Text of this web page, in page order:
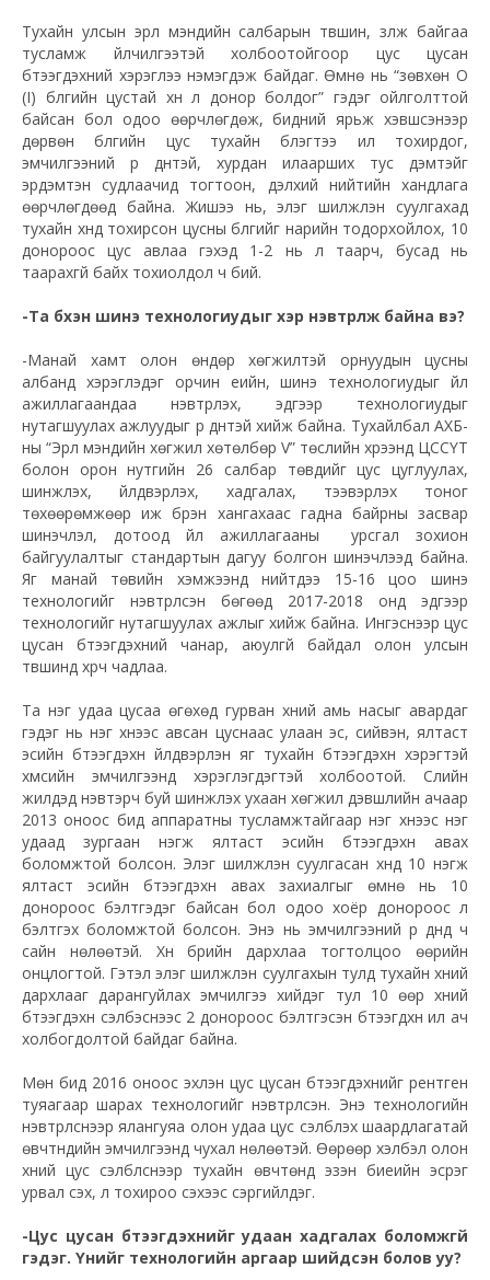
Тухайн улсын эрүүл мэндийн салбарын түвшин, үзүүлж байгаа
тусламж үйлчилгээтэй холбоотойгоор цус цусан
бүтээгдэхүүний хэрэглээ нэмэгдэж байдаг. Өмнө нь “зөвхөн O
(I) бүлгийн цустай хүн л донор болдог” гэдэг ойлголттой
байсан бол одоо өөрчлөгдөж, бидний ярьж хэвшсэнээр
дөрвөн бүлгийн цус тухайн бүлэгтээ илүү тохирдог,
эмчилгээний үр дүнтэй, хурдан илаарших тус дэмтэйг
эрдэмтэн судлаачид тогтоон, дэлхий нийтийн хандлага
өөрчлөгдөөд байна. Жишээ нь, элэг шилжүүлэн суулгахад
тухайн хүнд тохирсон цусны бүлгийг нарийн тодорхойлох, 10
донороос цус авлаа гэхэд 1-2 нь л таарч, бусад нь
таарахгүй байх тохиолдол ч бий.
-Та бүхэн шинэ технологиудыг хэр нэвтрүүлж байна вэ?
-Манай хамт олон өндөр хөгжилтэй орнуудын цусны
албанд хэрэглэдэг орчин үеийн, шинэ технологиудыг үйл
ажиллагаандаа нэвтрүүлэх, эдгээр технологиудыг
нутагшуулах ажлуудыг үр дүнтэй хийж байна. Тухайлбал АХБ-
ны “Эрүүл мэндийн хөгжил хөтөлбөр V” төслийн хүрээнд ЦССҮТ
болон орон нутгийн 26 салбар төвүүдийг цус цуглуулах,
шинжлэх, үйлдвэрлэх, хадгалах, тээвэрлэх тоног
төхөөрөмжөөр иж бүрэн хангахаас гадна байрны засвар
шинэчлэл, дотоод үйл ажиллагааны урсгал зохион
байгуулалтыг стандартын дагуу болгон шинэчлээд байна.
Яг манай төвийн хэмжээнд нийтдээ 15-16 цоо шинэ
технологийг нэвтрүүлсэн бөгөөд 2017-2018 онд эдгээр
технологийг нутагшуулах ажлыг хийж байна. Ингэснээр цус
цусан бүтээгдэхүүний чанар, аюулгүй байдал олон улсын
түвшинд хүрч чадлаа.
Та нэг удаа цусаа өгөхөд гурван хүний амь насыг авардаг
гэдэг нь нэг хүнээс авсан цуснаас улаан эс, сийвэн, ялтаст
эсийн бүтээгдэхүүн үйлдвэрлэн яг тухайн бүтээгдэхүүн хэрэгтэй
хүмүүсийн эмчилгээнд хэрэглэгдэгтэй холбоотой. Сүүлийн
жилүүдэд нэвтэрч буй шинжлэх ухаан хөгжил дэвшлийн ачаар
2013 оноос бид аппаратны тусламжтайгаар нэг хүнээс нэг
удаад зургаан нэгж ялтаст эсийн бүтээгдэхүүн авах
боломжтой болсон. Элэг шилжүүлэн суулгасан хүнд 10 нэгж
ялтаст эсийн бүтээгдэхүүн авах захиалгыг өмнө нь 10
донороос бэлтгэдэг байсан бол одоо хоёр донороос л
бэлтгэх боломжтой болсон. Энэ нь эмчилгээний үр дүнд ч
сайн нөлөөтэй. Хүн бүрийн дархлаа тогтолцоо өөрийн
онцлогтой. Гэтэл элэг шилжүүлэн суулгахын тулд тухайн хүний
дархлааг дарангуйлах эмчилгээ хийдэг тул 10 өөр хүний
бүтээгдэхүүн сэлбэснээс 2 донороос бэлтгэсэн бүтээгдхүүн илүү ач
холбогдолтой байдаг байна.
Мөн бид 2016 оноос эхлэн цус цусан бүтээгдэхүүнийг рентген
туяагаар шарах технологийг нэвтрүүлсэн. Энэ технологийн
нэвтрүүлснээр ялангуяа олон удаа цус сэлбүүлэх шаардлагатай
өвчтнүүдийн эмчилгээнд чухал нөлөөтэй. Өөрөөр хэлбэл олон
хүний цус сэлбүүлснээр тухайн өвчтөнд эзэн биеийн эсрэг
урвал үүсэх, үл тохироо үүсэхээс сэргийлдэг.
-Цус цусан бүтээгдэхүүнийг удаан хадгалах боломжгүй
гэдэг. Үүнийг технологийн аргаар шийдсэн болов уу?